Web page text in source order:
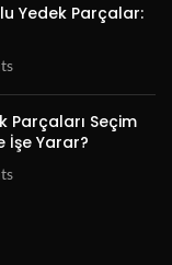
Yedek Parçalar:
Parçaları Seçim
İşe Yarar?